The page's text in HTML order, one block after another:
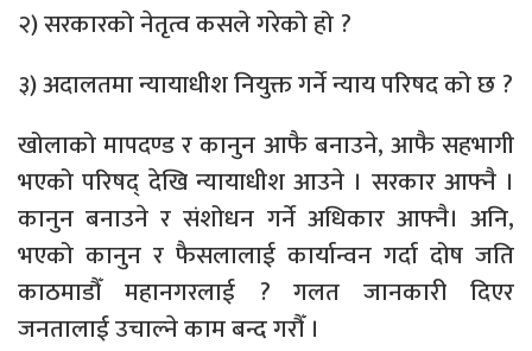
२) सरकारको नेतृत्व कसले गरेको हो ?
३) अदालतमा न्यायाधीश नियुक्त गर्ने न्याय परिषद को छ ?
खोलाको मापदण्ड र कानुन आफै बनाउने, आफै सहभागी
भएको परिषद् देखि न्यायाधीश आउने । सरकार आफ्नै ।
कानुन बनाउने र संशोधन गर्ने अधिकार आफ्नै। अनि,
भएको कानुन र फैसलालाई कार्यान्वन गर्दा दोष जति
काठमाडौँ महानगरलाई ? गलत जानकारी दिएर
जनतालाई उचाल्ने काम बन्द गरौँ ।